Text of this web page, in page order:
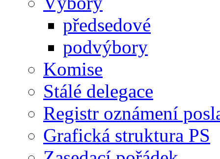
předsedové
podvýbory
Komise
Stálé delegace
Registr oznámení
Grafická struktura PS